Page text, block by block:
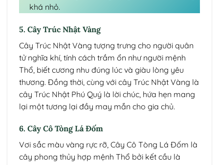
khá nhỏ.
5. Cây Trúc Nhật Vàng
Cây Trúc Nhật Vàng tượng trưng cho người quân
tử nghĩa khí, tính cách trầm ổn như người mệnh
Thổ, biết cương nhu đúng lúc và giàu lòng yêu
thương. Đồng thời, cùng với cây Trúc Nhật Vàng là
cây Trúc Nhật Phú Quý là lời chúc, hứa hẹn mang
lại một tương lại đầy may mắn cho gia chủ.
6. Cây Cô Tòng Lá Đốm
Vơi sắc màu vàng rực rỡ, Cây Cô Tòng Lá Đốm là
cây phong thủy hợp mệnh Thổ bởi kết cầu là